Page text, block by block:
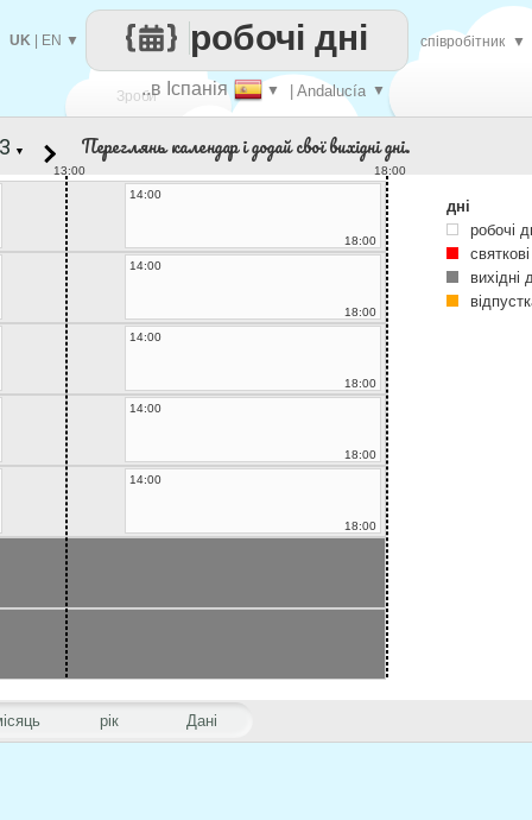
Зроби..в Іспанія ▼ | Andalucía ▼
робочі дні
UK EN ▼ співробітник ▼
рік Дані
▼ Переглянь календар і додай свої вихідні дні.
13:00
18:00
14:00
18:00
14:00
18:00
14:00
18:00
14:00
18:00
14:00
18:00
дні
робочі
вихідні